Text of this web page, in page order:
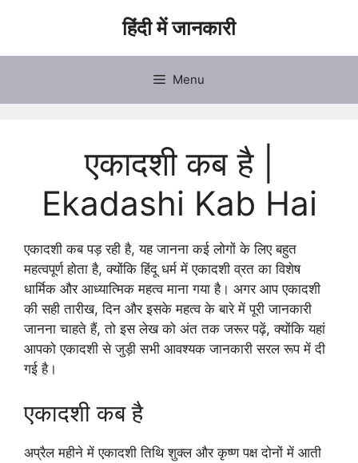
हिंदी में जानकारी
Menu
एकादशी कब है |
Ekadashi Kab Hai
एकादशी कब पड़ रही है, यह जानना कई लोगों के लिए बहुत
महत्वपूर्ण होता है, क्योंकि हिंदू धर्म में एकादशी व्रत का विशेष
धार्मिक और आध्यात्मिक महत्व माना गया है। अगर आप एकादशी
की सही तारीख, दिन और इसके महत्व के बारे में पूरी जानकारी
जानना चाहते हैं, तो इस लेख को अंत तक जरूर पढ़ें, क्योंकि यहां
आपको एकादशी से जुड़ी सभी आवश्यक जानकारी सरल रूप में दी
गई है।
एकादशी कब है
अप्रैल महीने में एकादशी तिथि शुक्ल और कृष्ण पक्ष दोनों में आती